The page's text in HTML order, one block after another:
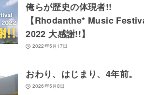
俺らが歴史の体現者!!
【Rhodanthe* Music
2022 大感謝!!】
2022年5月17日
おわり、はじまり、4年前。
2026年5月8日